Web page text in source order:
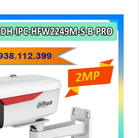
đảm bảo lưu trữ linh hoạt và chi
đây là giải pháp giám sát an ninh